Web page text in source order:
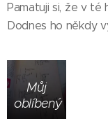
Pamatuji si, že v té
Dodnes ho někdy
Můj
oblíbený